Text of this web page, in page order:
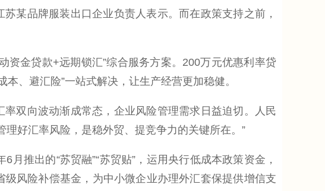
某品牌服装出口企业负责人表示。而在政策支持之前，
金贷款+远期锁汇”综合服务方案。200万元优惠利率贷
、避汇险”一站式解决，让生产经营更加稳健。
双向波动渐成常态，企业风险管理需求日益迫切。人民
好汇率风险，是稳外贸、提竞争力的关键所在。”
推出的“苏贸融”“苏贸贴”，运用央行低成本政策资金，
风险补偿基金，为中小微企业办理外汇套保提供增信支